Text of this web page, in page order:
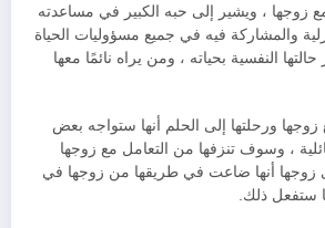
زوجها ، ويشير إلى حبه الكبير في مساعدته
والمشاركة فيه في جميع مسؤوليات الحياة
النفسية بحياته ، ومن يراه نائمًا معها
زوجها ورحلتها إلى الحلم أنها ستواجه بعض
، وسوف تنزفها من التعامل مع زوجها
زوجها أنها ضاعت في طريقها من زوجها في
ستفعل ذلك.